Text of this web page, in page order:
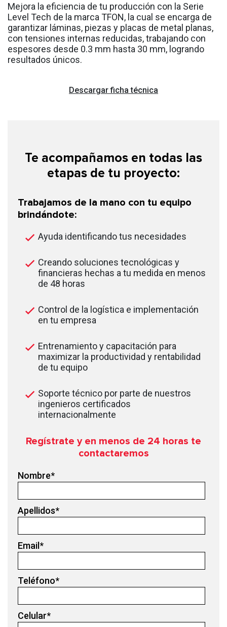
Mejora la eficiencia de tu producción con la Serie
Level Tech de la marca TFON, la cual se encarga de
garantizar láminas, piezas y placas de metal planas,
con tensiones internas reducidas, trabajando con
espesores desde 0.3 mm hasta 30 mm, logrando
resultados únicos.
Descargar ficha técnica
Te acompañamos en todas las
etapas de tu proyecto:
Trabajamos de la mano con tu equipo
brindándote:
Ayuda identificando tus necesidades
Creando soluciones tecnológicas y
financieras hechas a tu medida en menos
de 48 horas
Control de la logística e implementación
en tu empresa
Entrenamiento y capacitación para
maximizar la productividad y rentabilidad
de tu equipo
Soporte técnico por parte de nuestros
ingenieros certificados
internacionalmente
Regístrate y en menos de 24 horas te
contactaremos
Nombre*
Apellidos*
Email*
Teléfono*
Celular*